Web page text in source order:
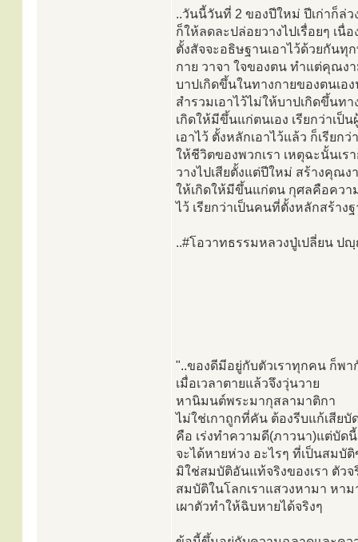
..วันนี้วันที่ 2 ของปีใหม่ ปีเก่าก็ล่
ก็ให้ลดละปล่อยวางไปเรื่อยๆ เ
ตั้งสัจจะอธิษฐานเอาไว้ด้วยกันทุ
กาย วาจา ใจของตน ทำแต่คุณง
บาปเกิดขึ้นในทางกายของตนเอ
สำรวมเอาไว้ไม่ให้บาปเกิดขึ้นท
เกิดให้มีขึ้นแก่ตนเอง เรียกว่าเ
เอาไว้ ตั้งหลักเอาไว้แล้ว ก็เรีย
ให้ชีวิตของพวกเรา เหตุฉะนั้นเ
วางไปเสียตั้งแต่ปีใหม่ สร้างคุณ
ให้เกิดให้มีขึ้นแก่ตน กุศลคือควา
ไว้ เรียกว่าเป็นคนที่ตั้งหลักสร้าง
..#โอวาทธรรมหลวงปู่เปลี่ยน ป
"..ของดีมีอยู่กับตัวเราทุกคน ก็พา
เมื่อเวลาตายแล้วจึงวุ่นวาย
หานิมนต์พระมากุสลามาติกา
ไม่ใช่เกาถูกที่คัน ต้องรีบแก้เสียบั
คือ เร่งทำความดี(ภาวนา)แต่บัดนี้
จะได้หายห่วง อะไรๆ ที่เป็นสมบั
มิใช่สมบัติอันแท้จริงของเรา ตัว
สมบัติในโลกเราแสวงหามา หาม
เผาตัวทำให้ฉิบหายได้จริงๆ